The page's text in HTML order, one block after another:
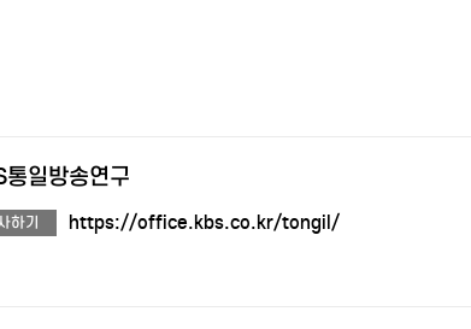
통일방송연구
하기 https://office.kbs.co.kr/tongil/